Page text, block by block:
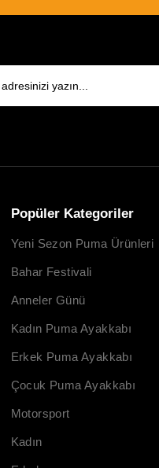
Popüler Kategoriler
Yeni Sezon Puma Ürünleri
Bahar Festivali
Anneler Günü
Kadın Puma Ayakkabı
Erkek Puma Ayakkabı
Çocuk Puma Ayakkabı
Motorsport
Kadın